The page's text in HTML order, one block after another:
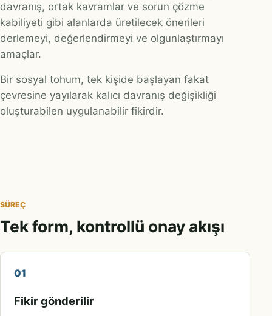
davranış, ortak kavramlar ve sorun çözme
kabiliyeti gibi alanlarda üretilecek önerileri
derlemeyi, değerlendirmeyi ve olgunlaştırmayı
amaçlar.
Bir sosyal tohum, tek kişide başlayan fakat
çevresine yayılarak kalıcı davranış değişikliği
oluşturabilen uygulanabilir fikirdir.
SÜREÇ
Tek form, kontrollü onay akışı
01
Fikir gönderilir